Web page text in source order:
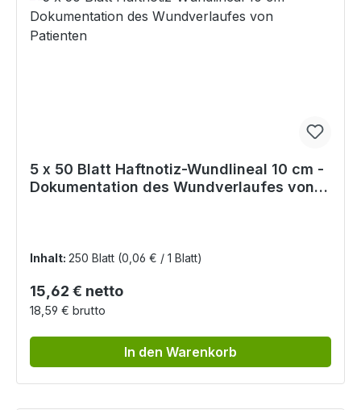
5 x 50 Blatt Haftnotiz-Wundlineal 10 cm -
Dokumentation des Wundverlaufes von
Inhalt: 250 Blatt (0,06 € / 1 Blatt)
Regulärer Preis:
15,62 € netto
18,59 € brutto
In den Warenkorb